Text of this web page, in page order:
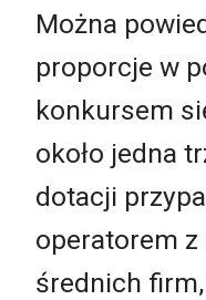
Można
proporcje w
konkursem
około jedna
dotacji
operatorem z
średnich